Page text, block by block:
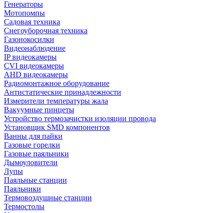
Генераторы
Мотопомпы
Садовая техника
Снегоуборочная техника
Газонокосилки
Видеонаблюдение
IP видеокамеры
CVI видеокамеры
AHD видеокамеры
Радиомонтажное оборудование
Антистатические принадлежности
Измерители температуры жала
Вакуумные пинцеты
Устройство термозачистки изоляции провода
Установщик SMD компонентов
Ванны для пайки
Газовые горелки
Газовые паяльники
Дымоуловители
Лупы
Паяльные станции
Паяльники
Термовоздушные станции
Термостолы